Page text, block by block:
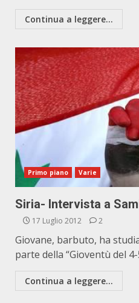
Continua a leggere...
Primo piano Varie
Siria- Intervista a
17 Luglio 2012 2
Giovane, barbuto, ha
parte della “Gioventù del
Continua a leggere...